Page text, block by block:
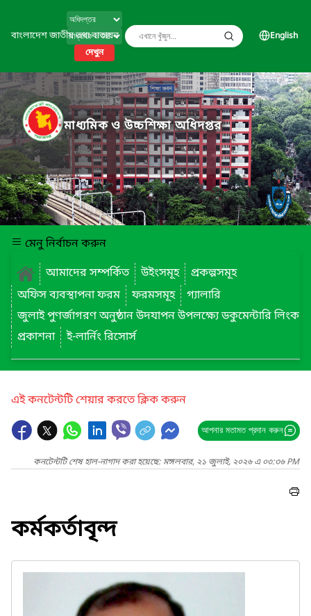
বাংলাদেশ জাতীয় তথ্য বাতায়ন
দেখুন
English
মাধ্যমিক ও উচ্চশিক্ষা অধিদপ্তর
মেনু নির্বাচন করুন
আমাদের সম্পর্কিত
উইংসমূহ
প্রকল্পসমূহ
অফিস ব্যবস্থাপনা ফরম
ফরমসমূহ
গ্যালারি
জুলাই পুণর্জাগরণ অনুষ্ঠান উদযাপন উপলক্ষ্যে ডকুমেন্টারি লিংক
প্রকাশনা
ই-লার্নিং রিসোর্স
এই কনটেন্টটি শেয়ার করতে ক্লিক করুন
আপনার মতামত প্রদান করুন
কনটেন্টটি শেষ হাল-নাগাদ করা হয়েছে: মঙ্গলবার, ২১ জুলাই, ২০২৬ এ ০৩:৩৬ PM
কর্মকর্তাবৃন্দ